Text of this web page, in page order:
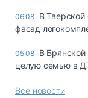
06.08 В Тверской
фасад
05.08 В Брянской
целую семью в
Все новости